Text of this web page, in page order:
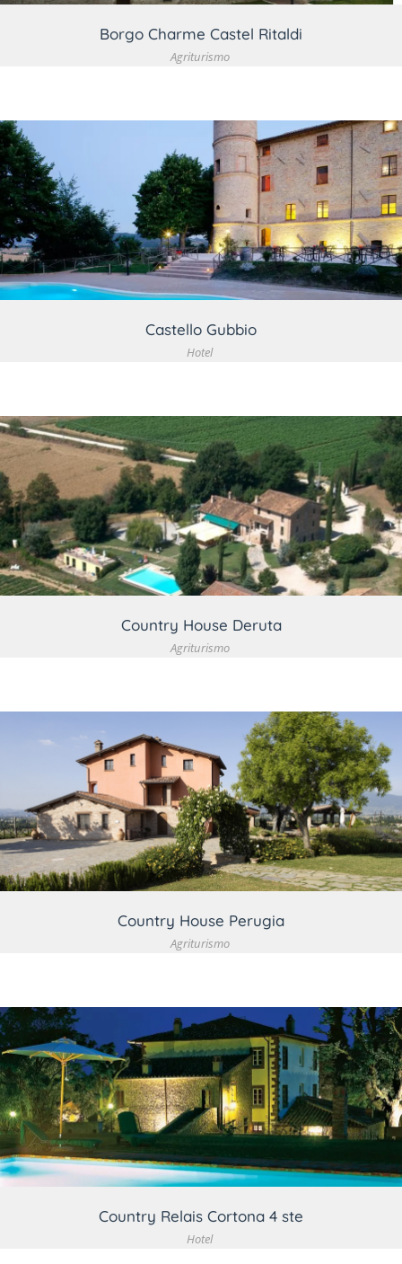
Borgo Charme Castel Ritaldi
Agriturismo
VEDI DETTAGLIO
Castello Gubbio
Hotel
VEDI DETTAGLIO
Country House Deruta
Agriturismo
VEDI DETTAGLIO
Country House Perugia
Agriturismo
VEDI DETTAGLIO
Country Relais Cortona 4 ste
Hotel